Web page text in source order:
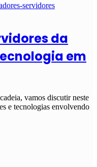
da
em
vamos discutir neste
e tecnologias envolvendo